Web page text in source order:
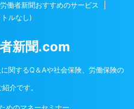
働者新聞おすすめのサービス
ルなし)
新聞.com
関するQ＆Aや社会保険、労働保険の
介です。